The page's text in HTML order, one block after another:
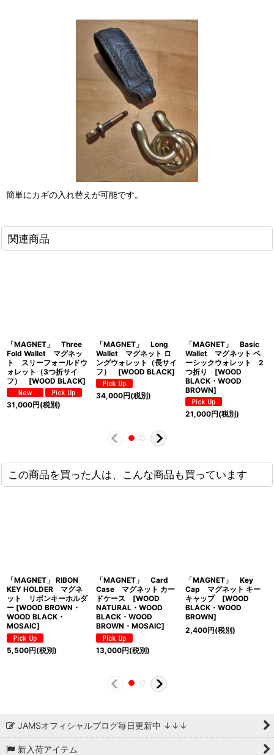
簡単にカギの入れ替えが可能です。
関連商品
「MAGNET」 Three
Fold Wallet マグネッ
ト スリーフォールドウ
ォレット（3つ折サイ
フ） [WOOD BLACK]
31,000円(税別)
「MAGNET」 Long
Wallet マグネット ロ
ングウォレット（長サイ
フ） [WOOD BLACK]
34,000円(税別)
「MAGNET」 Basic
Wallet マグネット ベ
ーシックウォレット 2
つ折り [WOOD
BLACK・WOOD
BROWN]
21,000円(税別)
この商品を買った人は、こんな商品も買っています
「MAGNET」 RIBON
KEY HOLDER マグネ
ット リボンキーホルダ
ー [WOOD BROWN・
WOOD BLACK・
MOSAIC]
5,500円(税別)
「MAGNET」 Card
Case マグネット カー
ドケース [WOOD
NATURAL・WOOD
BLACK・WOOD
BROWN・MOSAIC]
13,000円(税別)
「MAGNET」 Key
Cap マグネット キー
キャップ [WOOD
BLACK・WOOD
BROWN]
2,400円(税別)
JAMSオフィシャルブログ毎日更新中 ↓↓↓
新入荷アイテム